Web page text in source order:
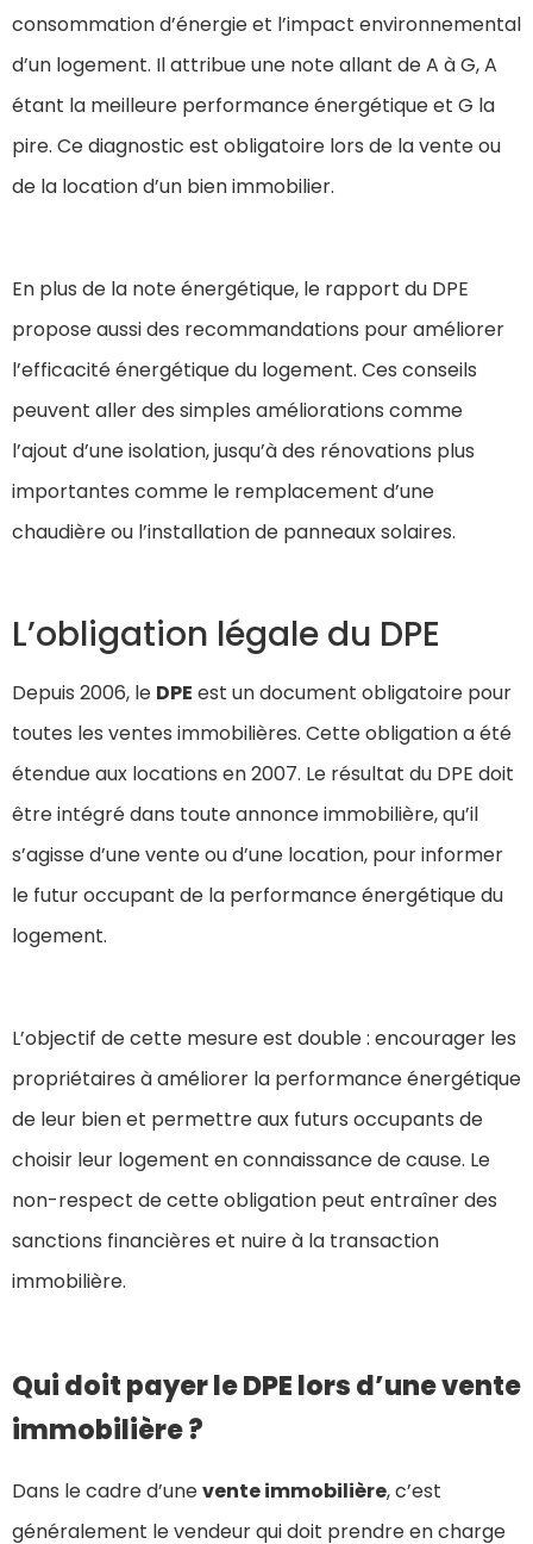
consommation d’énergie et l’impact environnemental
d’un logement. Il attribue une note allant de A à G, A
étant la meilleure performance énergétique et G la
pire. Ce diagnostic est obligatoire lors de la vente ou
de la location d’un bien immobilier.
En plus de la note énergétique, le rapport du DPE
propose aussi des recommandations pour améliorer
l’efficacité énergétique du logement. Ces conseils
peuvent aller des simples améliorations comme
l’ajout d’une isolation, jusqu’à des rénovations plus
importantes comme le remplacement d’une
chaudière ou l’installation de panneaux solaires.
L’obligation légale du DPE
Depuis 2006, le DPE est un document obligatoire pour
toutes les ventes immobilières. Cette obligation a été
étendue aux locations en 2007. Le résultat du DPE doit
être intégré dans toute annonce immobilière, qu’il
s’agisse d’une vente ou d’une location, pour informer
le futur occupant de la performance énergétique du
logement.
L’objectif de cette mesure est double : encourager les
propriétaires à améliorer la performance énergétique
de leur bien et permettre aux futurs occupants de
choisir leur logement en connaissance de cause. Le
non-respect de cette obligation peut entraîner des
sanctions financières et nuire à la transaction
immobilière.
Qui doit payer le DPE lors d’une vente
immobilière ?
Dans le cadre d’unevente immobilière, c’est
généralement le vendeur qui doit prendre en charge